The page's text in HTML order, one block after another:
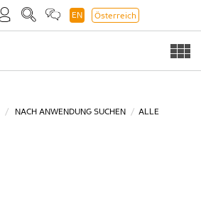
EN Österreich
NACH ANWENDUNG SUCHEN
ALLE